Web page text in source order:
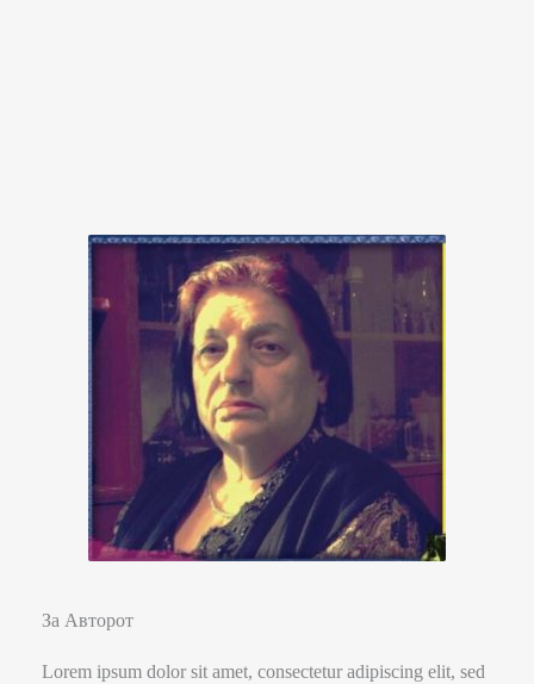
За Авторот
Lorem ipsum dolor sit amet, consectetur adipiscing elit, sed